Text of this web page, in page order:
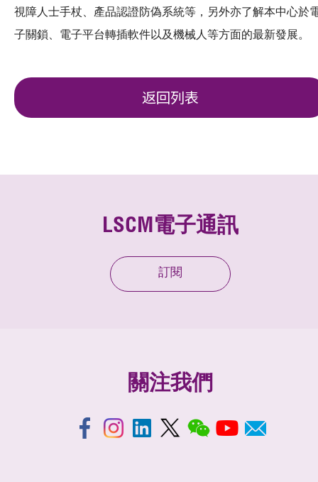
視障人士手杖、產品認證防偽系統等，另外亦了解本中心於
子關鎖、電子平台轉插軟件以及機械人等方面的最新發展。
返回列表
LSCM電子通訊
訂閱
關注我們